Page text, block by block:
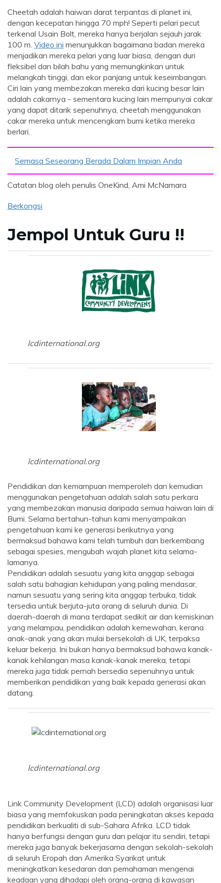
Cheetah adalah haiwan darat terpantas di planet ini,
dengan kecepatan hingga 70 mph! Seperti pelari pecut
terkenal Usain Bolt, mereka hanya berjalan sejauh jarak
100 m. Video ini menunjukkan bagaimana badan mereka
menjadikan mereka pelari yang luar biasa, dengan duri
fleksibel dan bilah bahu yang memungkinkan untuk
melangkah tinggi, dan ekor panjang untuk keseimbangan.
Ciri lain yang membezakan mereka dari kucing besar lain
adalah cakarnya - sementara kucing lain mempunyai cakar
yang dapat ditarik sepenuhnya, cheetah menggunakan
cakar mereka untuk mencengkam bumi ketika mereka
berlari.
Semasa Seseorang Berada Dalam Impian Anda
Catatan blog oleh penulis OneKind, Ami McNamara
Berkongsi
Jempol Untuk Guru !!
lcdinternational.org
lcdinternational.org
Pendidikan dan kemampuan memperoleh dan kemudian
menggunakan pengetahuan adalah salah satu perkara
yang membezakan manusia daripada semua haiwan lain di
Bumi. Selama bertahun-tahun kami menyampaikan
pengetahuan kami ke generasi berikutnya yang
bermaksud bahawa kami telah tumbuh dan berkembang
sebagai spesies, mengubah wajah planet kita selama-
lamanya.
Pendidikan adalah sesuatu yang kita anggap sebagai
salah satu bahagian kehidupan yang paling mendasar,
namun sesuatu yang sering kita anggap terbuka, tidak
tersedia untuk berjuta-juta orang di seluruh dunia. Di
daerah-daerah di mana terdapat sedikit air dan kemiskinan
yang melampau, pendidikan adalah kemewahan, kerana
anak-anak yang akan mulai bersekolah di UK, terpaksa
keluar bekerja. Ini bukan hanya bermaksud bahawa kanak-
kanak kehilangan masa kanak-kanak mereka, tetapi
mereka juga tidak pernah bersedia sepenuhnya untuk
memberikan pendidikan yang baik kepada generasi akan
datang.
lcdinternational.org
Link Community Development (LCD) adalah organisasi luar
biasa yang memfokuskan pada peningkatan akses kepada
pendidikan berkualiti di sub-Sahara Afrika. LCD tidak
hanya berfungsi dengan guru dan pelajar itu sendiri, tetapi
mereka juga banyak bekerjasama dengan sekolah-sekolah
di seluruh Eropah dan Amerika Syarikat untuk
meningkatkan kesedaran dan pemahaman mengenai
keadaan yang dihadapi oleh orang-orang di kawasan